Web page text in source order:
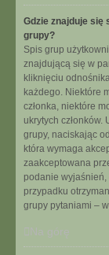
Gdzie znajduje się
grupy?
Spis grup
znajdującą się w
kliknięciu
każdego. Niektóre
członka, niektóre
ukrytych
grupy, naciskając
która wymaga
zaakceptowana
podanie wyjaśnień,
przypadku
grupy pytaniami –
Na górę